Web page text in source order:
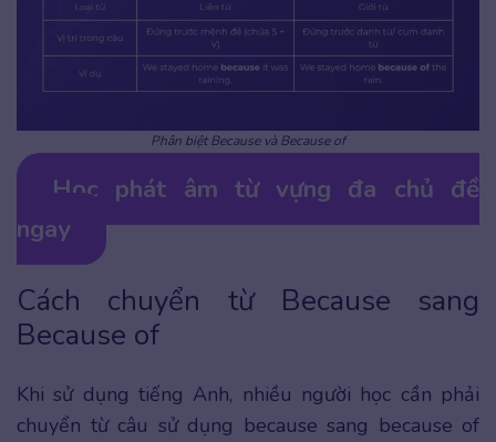
Phân biệt Because và Because of
Học phát âm từ vựng đa chủ đề
ngay
Cách chuyển từ Because sang
Because of
Khi sử dụng tiếng Anh, nhiều người học cần phải
chuyển từ câu sử dụng because sang because of